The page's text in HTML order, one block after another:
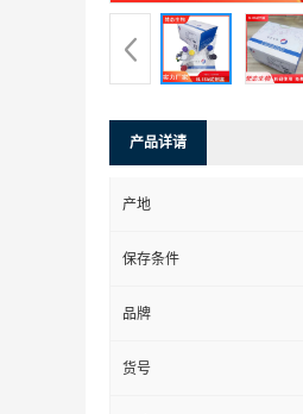
产品详请
产地
保存条件
品牌
货号